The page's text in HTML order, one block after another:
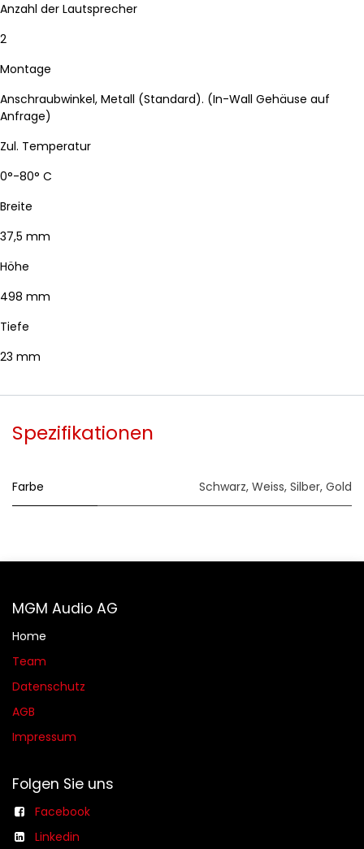
Anzahl der Lautsprecher
2
Montage
Anschraubwinkel, Metall (Standard). (In-Wall Gehäuse auf
Anfrage)
Zul. Temperatur
0°-80° C
Breite
37,5 mm
Höhe
498 mm
Tiefe
23 mm
Spezifikationen
Farbe Schwarz, Weiss, Silber, Gold
MGM Audio AG
Home
Team
Datenschutz
AGB​​
Impressum
Folgen Sie uns
Facebook
Linkedin